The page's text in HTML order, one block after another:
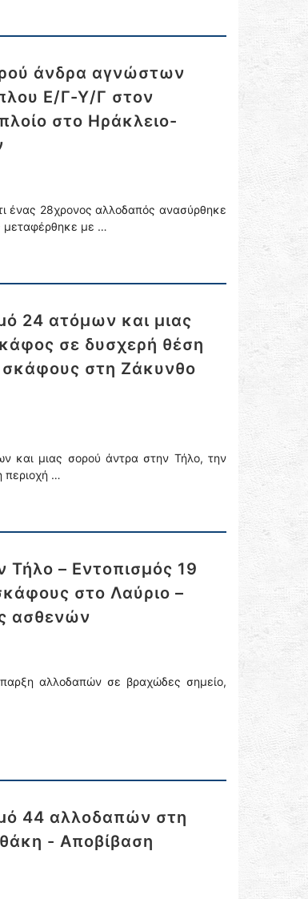
άνδρα αγνώστων
Ε/Γ-Υ/Γ στον
στο Ηράκλειο-
ένας 28χρονος αλλοδαπός ανασύρθηκε
μεταφέρθηκε με …
24 ατόμων και μιας
σε δυσχερή θέση
στη Ζάκυνθο
και μιας σορού άντρα στην Τήλο, την
περιοχή …
Τήλο – Εντοπισμός 19
στο Λαύριο –
ασθενών
αλλοδαπών σε βραχώδες σημείο,
44 αλλοδαπών στη
- Αποβίβαση